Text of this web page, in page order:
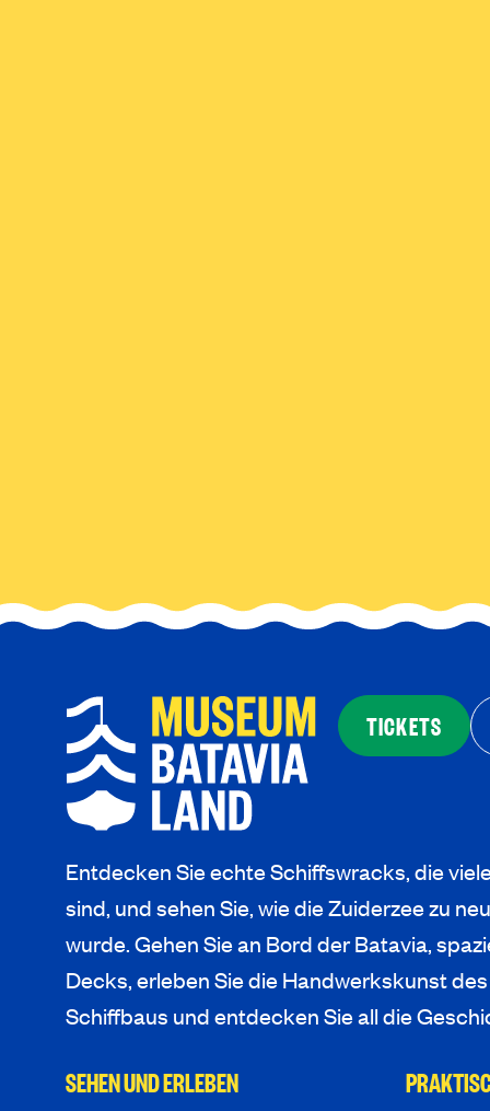
TICKETS
Entdecken Sie echte Schiffswracks, die
sind, und sehen Sie, wie die Zuiderzee zu
wurde. Gehen Sie an Bord der Batavia,
Decks, erleben Sie die Handwerkskunst
Schiffbaus und entdecken Sie all die
SEHEN UND ERLEBEN